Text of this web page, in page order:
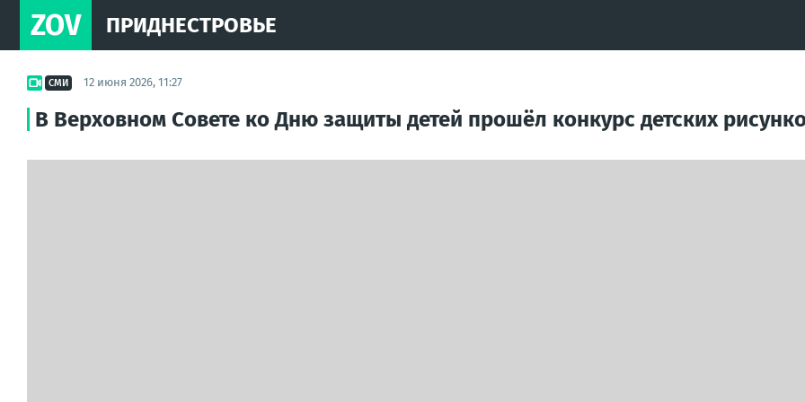
ZOV ПРИДНЕСТРОВЬЕ
СМИ 12 июня 2026, 11:27
В Верховном Совете ко Дню защиты детей прошёл конкурс детских